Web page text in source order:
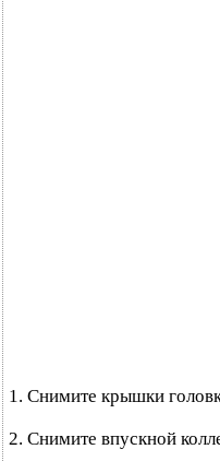
1. Снимите крышки
2. Снимите впускной